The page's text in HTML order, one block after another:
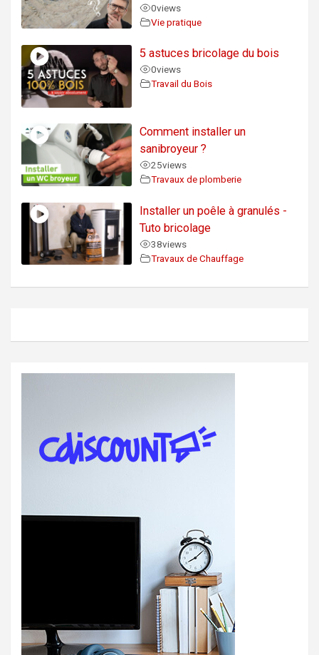
0views
Vie pratique
5 astuces bricolage du bois
0views
Travail du Bois
Comment installer un
sanibroyeur ?
25views
Travaux de plomberie
Installer un poêle à granulés -
Tuto bricolage
38views
Travaux de Chauffage